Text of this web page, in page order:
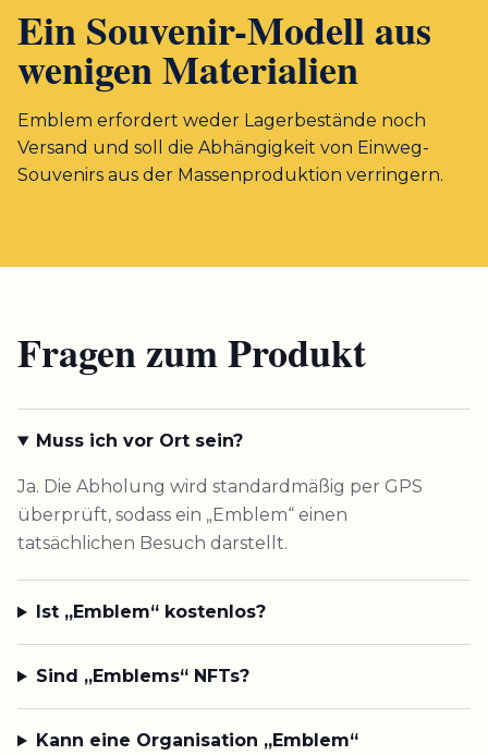
Ein Souvenir-Modell aus
wenigen Materialien
Emblem erfordert weder Lagerbestände noch
Versand und soll die Abhängigkeit von Einweg-
Souvenirs aus der Massenproduktion verringern.
Fragen zum Produkt
Muss ich vor Ort sein?
Ja. Die Abholung wird standardmäßig per GPS
überprüft, sodass ein „Emblem“ einen
tatsächlichen Besuch darstellt.
Ist „Emblem“ kostenlos?
Sind „Emblems“ NFTs?
Kann eine Organisation „Emblem“